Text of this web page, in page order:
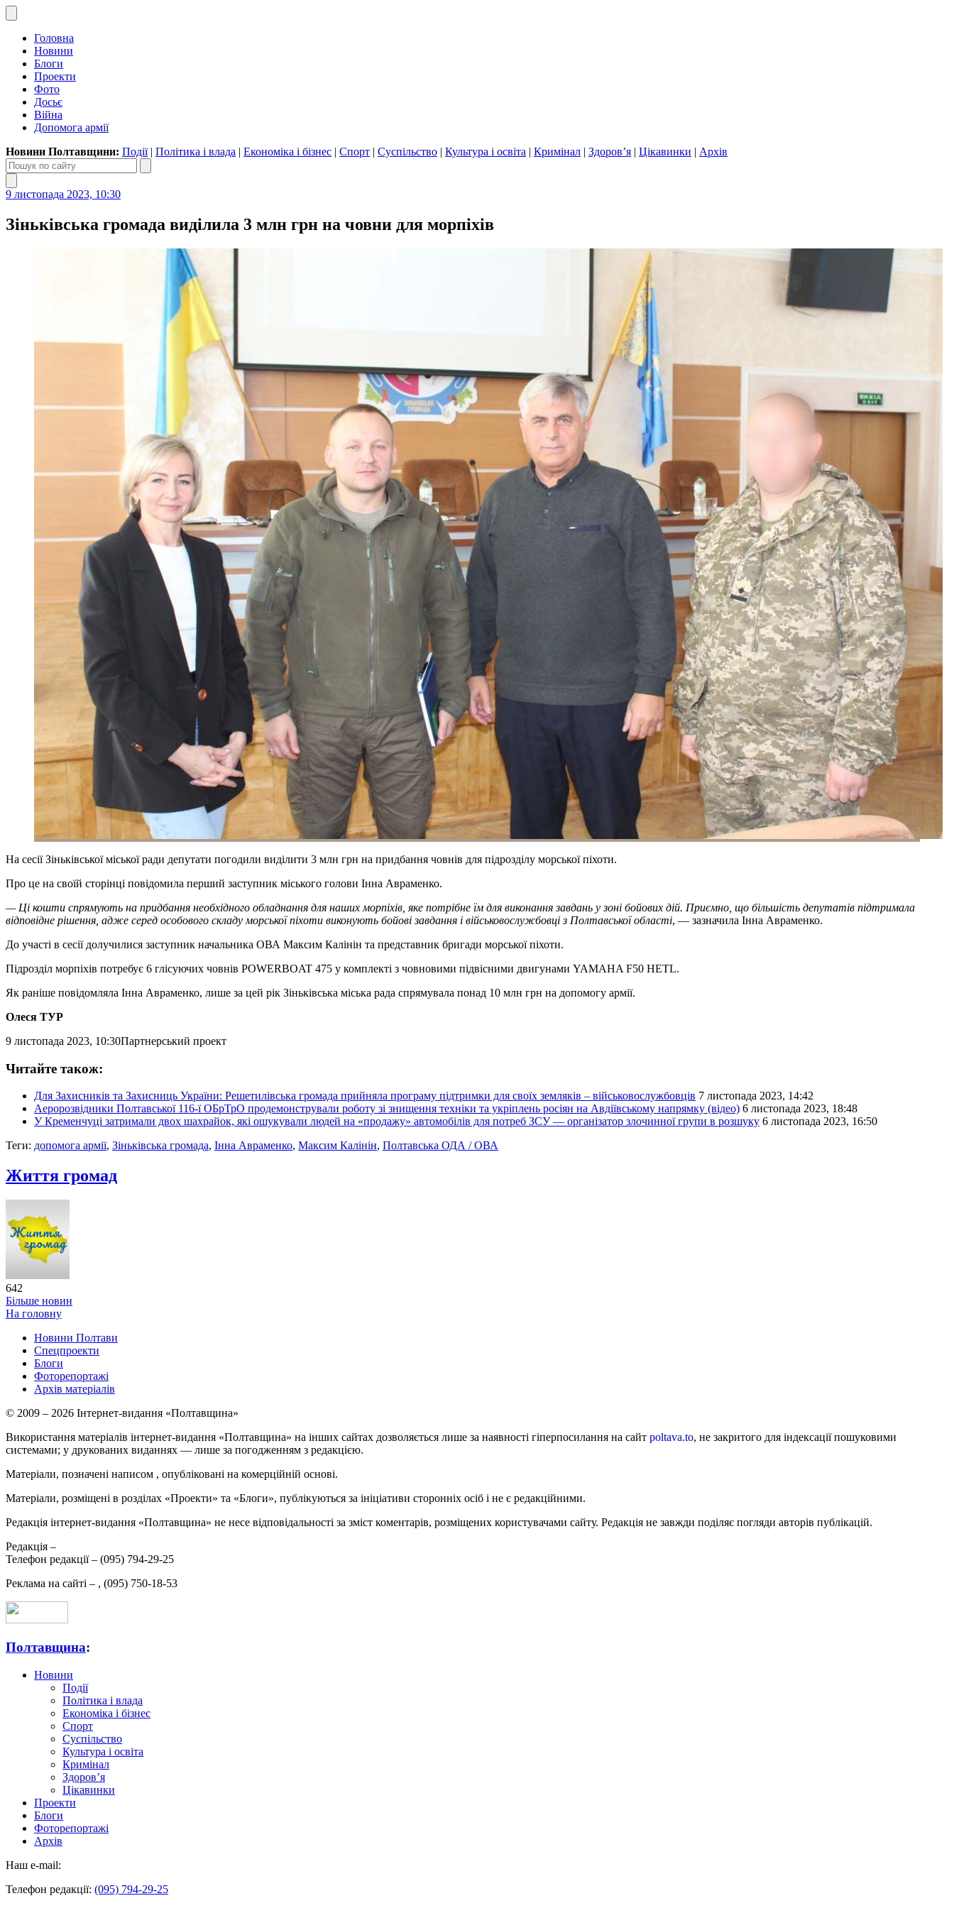
Головна
Новини
Блоги
Проекти
Фото
Досьє
Війна
Допомога армії
Новини Полтавщини: Події| Політика і влада | Економіка і бізнес | Спорт | Суспільство | Культура і освіта | Кримінал | Здоров’я | Цікавинки | Архів
9 листопада 2023, 10:30
Зіньківська громада виділила 3 млн грн на човни для морпіхів
На сесії Зіньківської міської ради депутати погодили виділити 3 млн грн на придбання човнів для підрозділу морської піхоти.
Про це на своїй сторінці повідомила перший заступник міського голови Інна Авраменко.
— Ці кошти спрямують на придбання необхідного обладнання для наших морпіхів, яке потрібне їм для виконання завдань у зоні бойових дій. Приємно, що більшість депутатів підтримала
відповідне рішення, адже серед особового складу морської піхоти виконують бойові завдання і військовослужбовці з Полтавської області, — зазначила Інна Авраменко.
До участі в сесії долучилися заступник начальника ОВА Максим Калінін та представник бригади морської піхоти.
Підрозділ морпіхів потребує 6 глісуючих човнів POWERBOAT 475 у комплекті з човновими підвісними двигунами YAMAHA F50 HETL.
Як раніше повідомляла Інна Авраменко, лише за цей рік Зіньківська міська рада спрямувала понад 10 млн грн на допомогу армії.
Олеся ТУР
9 листопада 2023, 10:30Партнерський проект
Читайте також:
Для Захисників та Захисниць України: Решетилівська громада прийняла програму підтримки для своїх земляків – військовослужбовців 7 листопада 2023, 14:42
Аеророзвідники Полтавської 116-ї ОБрТрО продемонстрували роботу зі знищення техніки та укріплень росіян на Авдіївському напрямку (відео) 6 листопада 2023, 18:48
У Кременчуці затримали двох шахрайок, які ошукували людей на «продажу» автомобілів для потреб ЗСУ — організатор злочинної групи в розшуку 6 листопада 2023, 16:50
Теги: допомога армії, Зіньківська громада, Інна Авраменко, Максим Калінін, Полтавська ОДА / ОВА
Життя громад
642
Більше новин
На головну
Новини Полтави
Спецпроекти
Блоги
Фоторепортажі
Архів матеріалів
© 2009 – 2026 Інтернет-видання «Полтавщина»
Використання матеріалів інтернет-видання «Полтавщина» на інших сайтах дозволяється лише за наявності гіперпосилання на сайт poltava.to, не закритого для індексації пошуковими
системами; у друкованих виданнях — лише за погодженням з редакцією.
Матеріали, позначені написом , опубліковані на комерційній основі.
Матеріали, розміщені в розділах «Проекти» та «Блоги», публікуються за ініціативи сторонніх осіб і не є редакційними.
Редакція інтернет-видання «Полтавщина» не несе відповідальності за зміст коментарів, розміщених користувачами сайту. Редакція не завжди поділяє погляди авторів публікацій.
Редакція –
Телефон редакції – (095) 794-29-25
Реклама на сайті – , (095) 750-18-53
Полтавщина:
Новини
Події
Політика і влада
Економіка і бізнес
Спорт
Суспільство
Культура і освіта
Кримінал
Здоров’я
Цікавинки
Проекти
Блоги
Фоторепортажі
Архів
Наш e-mail:
Телефон редакції: (095) 794-29-25